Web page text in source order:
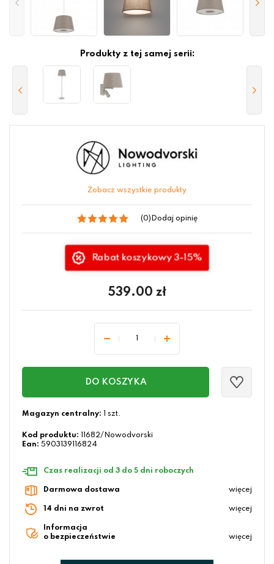
Produkty z tej samej serii:
Zobacz wszystkie produkty
(0) Dodaj opinię
Rabat koszykowy 3-15%
539.00 zł
DO KOSZYKA
Magazyn centralny: 1 szt.
Kod produktu:
11682/Nowodvorski
Ean: 5903139116824
Czas realizacji od 3 do 5 dni roboczych
Darmowa dostawa więcej
14 dni na zwrot więcej
Informacja
o bezpieczeństwie
więcej